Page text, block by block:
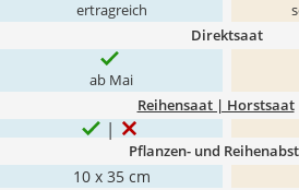
ertragreich
Direktsaat
ab Mai
Reihensaat | Horstsaat
Pflanzen- und
10 x 35 cm